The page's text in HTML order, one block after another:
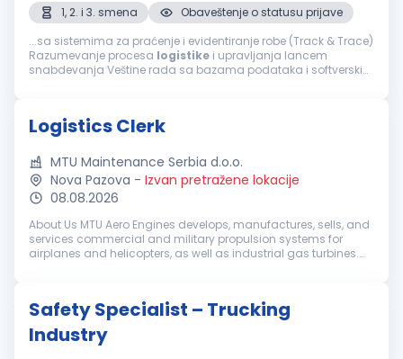
1, 2. i 3. smena
Obaveštenje o statusu prijave
...sa sistemima za praćenje i evidentiranje robe (Track & Trace)
Razumevanje procesa logistike i upravljanja lancem
snabdevanja Veštine rada sa bazama podataka i softverskim
Logistics Clerk
MTU Maintenance Serbia d.o.o.
Nova Pazova - Izvan pretražene lokacije
08.08.2026
About Us MTU Aero Engines develops, manufactures, sells, and
services commercial and military propulsion systems for
airplanes and helicopters, as well as industrial gas turbines.
Safety Specialist – Trucking
Industry